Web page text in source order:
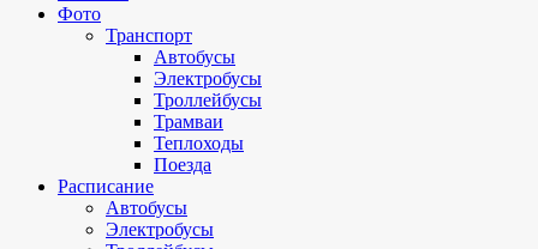
Фото
Транспорт
Автобусы
Электробусы
Троллейбусы
Трамваи
Теплоходы
Поезда
Расписание
Автобусы
Электробусы